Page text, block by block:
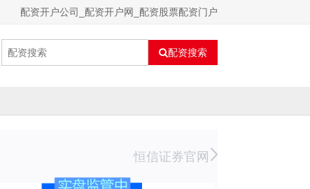
配资开户公司_配资开户网_配资股票配资门户
配资搜索
恒信证券官网